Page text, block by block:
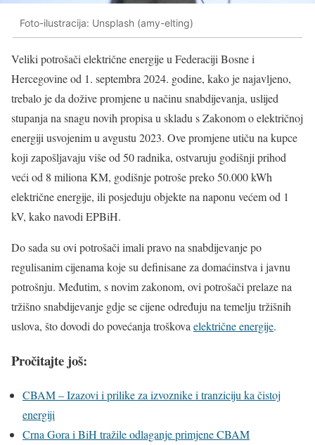
Foto-ilustracija: Unsplash (amy-elting)
Veliki potrošači električne energije u Federaciji Bosne i
Hercegovine od 1. septembra 2024. godine, kako je najavljeno,
trebalo je da dožive promjene u načinu snabdijevanja, uslijed
stupanja na snagu novih propisa u skladu s Zakonom o električnoj
energiji usvojenim u avgustu 2023. Ove promjene utiču na kupce
koji zapošljavaju više od 50 radnika, ostvaruju godišnji prihod
veći od 8 miliona KM, godišnje potroše preko 50.000 kWh
električne energije, ili posjeduju objekte na naponu većem od 1
kV, kako navodi EPBiH.
Do sada su ovi potrošači imali pravo na snabdijevanje po
regulisanim cijenama koje su definisane za domaćinstva i javnu
potrošnju. Međutim, s novim zakonom, ovi potrošači prelaze na
tržišno snabdijevanje gdje se cijene određuju na temelju tržišnih
uslova, što dovodi do povećanja troškovaelektrične energije.
Pročitajte još:
CBAM – Izazovi i prilike za izvoznike i tranziciju ka čistoj
energiji
Crna Gora i BiH tražile odlaganje primjene CBAM